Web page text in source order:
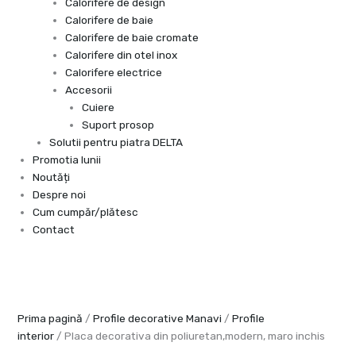
Calorifere de design
Calorifere de baie
Calorifere de baie cromate
Calorifere din otel inox
Calorifere electrice
Accesorii
Cuiere
Suport prosop
Solutii pentru piatra DELTA
Promotia lunii
Noutăți
Despre noi
Cum cumpăr/plătesc
Contact
Prima pagină / Profile decorative Manavi / Profile
interior / Placa decorativa din poliuretan,modern, maro inchis